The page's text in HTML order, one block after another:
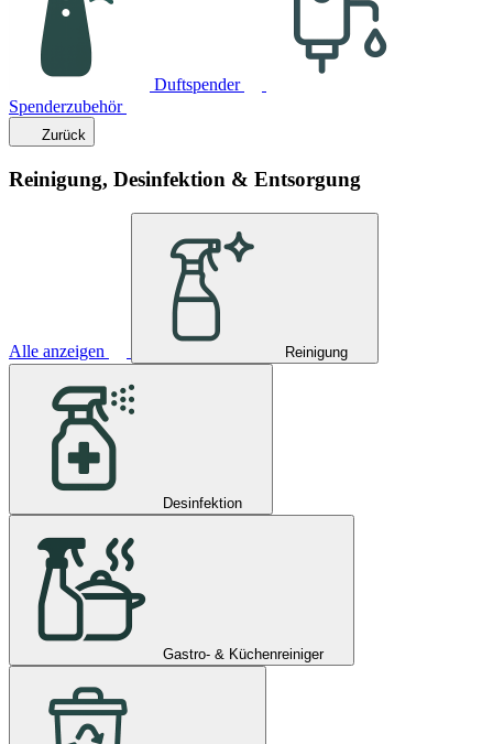
Duftspender
Spenderzubehör
Zurück
Reinigung, Desinfektion & Entsorgung
Alle anzeigen Reinigung
Desinfektion
Gastro- & Küchenreiniger